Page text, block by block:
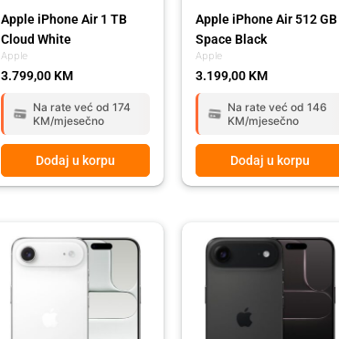
Apple
Apple iPhone Air 1 TB
Cloud White
3.799,00 KM
Na rate već od 174
KM/mjesečno
Dodaj u korpu
Apple
Apple iPhone Air 512 GB
Space Black
3.199,00 KM
Na rate već od 146
KM/mjesečno
Dodaj u korpu